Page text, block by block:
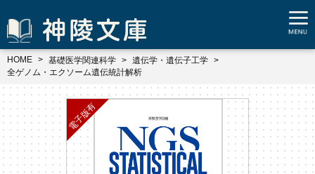
HOME 基礎医学関連科学
遺伝学・遺伝子工学
全ゲノム・エクソーム遺伝統計解析